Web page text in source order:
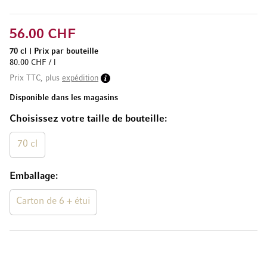
Choisissez votre taille de bouteille
70 cl
Emballage
Carton de 6 + étui
56.00 CHF
70 cl
Prix par bouteille
80.00 CHF / l
Prix TTC, plus expédition
Disponible dans les magasins